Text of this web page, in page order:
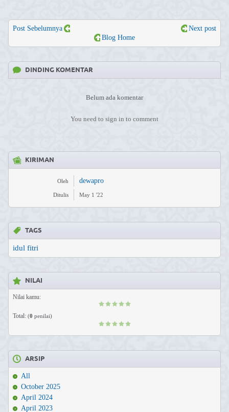
Post Sebelumnya
Next post
Blog Home
DINDING KOMENTAR
Belum ada komentar
You need to sign in to comment
KIRIMAN
Oleh dewapro
Ditulis May 1 '22
TAGS
idul fitri
NILAI
Nilai kamu:
Total: (0 penilai)
ARSIP
All
October 2025
April 2024
April 2023